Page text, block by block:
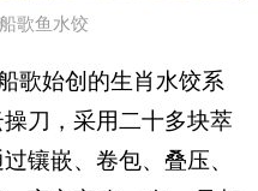
歌鱼水饺
歌始创的生肖水饺系
刀，采用二十多块萃
镶嵌、卷包、叠压、